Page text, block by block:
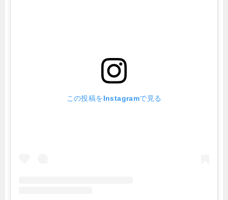
この投稿をInstagramで見る